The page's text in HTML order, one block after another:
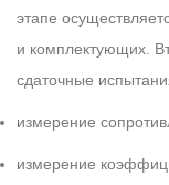
этапе
и комплектующих.
сдаточные
измерение
измерение